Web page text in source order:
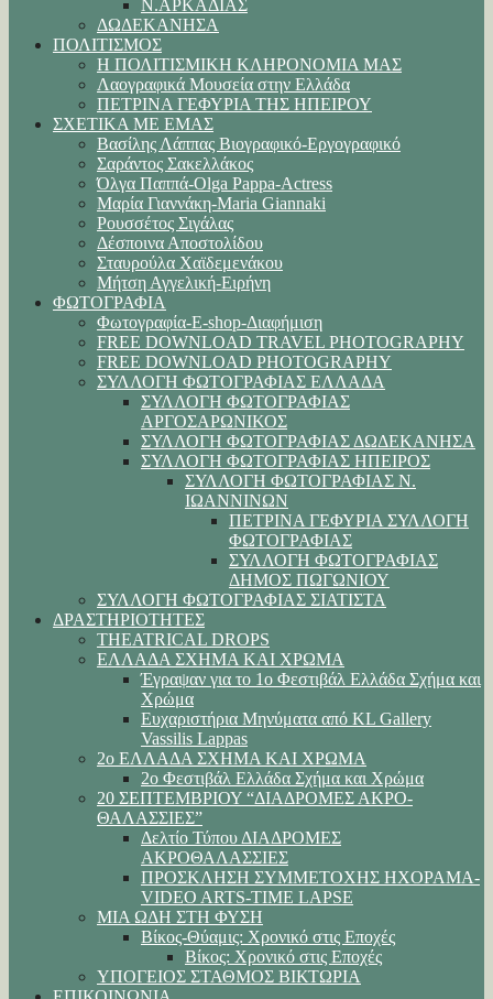
Ν.ΑΡΚΑΔΙΑΣ
ΔΩΔΕΚΑΝΗΣΑ
ΠΟΛΙΤΙΣΜΟΣ
Η ΠΟΛΙΤΙΣΜΙΚΗ ΚΛΗΡΟΝΟΜΙΑ ΜΑΣ
Λαογραφικά Μουσεία στην Ελλάδα
ΠΕΤΡΙΝΑ ΓΕΦΥΡΙΑ ΤΗΣ ΗΠΕΙΡΟΥ
ΣΧΕΤΙΚΑ ΜΕ ΕΜΑΣ
Βασίλης Λάππας Βιογραφικό-Εργογραφικό
Σαράντος Σακελλάκος
Όλγα Παππά-Olga Pappa-Αctress
Μαρία Γιαννάκη-Maria Giannaki
Ρουσσέτος Σιγάλας
Δέσποινα Αποστολίδου
Σταυρούλα Χαϊδεμενάκου
Μήτση Αγγελική-Ειρήνη
ΦΩΤΟΓΡΑΦΙΑ
Φωτογραφία-E-shop-Διαφήμιση
FREE DOWNLOAD TRAVEL PHOTOGRAPHY
FREE DOWNLOAD PHOTOGRAPHY
ΣΥΛΛΟΓΗ ΦΩΤΟΓΡΑΦΙΑΣ ΕΛΛΑΔΑ
ΣΥΛΛΟΓΗ ΦΩΤΟΓΡΑΦΙΑΣ
ΑΡΓΟΣΑΡΩΝΙΚΟΣ
ΣΥΛΛΟΓΗ ΦΩΤΟΓΡΑΦΙΑΣ ΔΩΔΕΚΑΝΗΣΑ
ΣΥΛΛΟΓΗ ΦΩΤΟΓΡΑΦΙΑΣ ΗΠΕΙΡΟΣ
ΣΥΛΛΟΓΗ ΦΩΤΟΓΡΑΦΙΑΣ Ν.
ΙΩΑΝΝΙΝΩΝ
ΠΕΤΡΙΝΑ ΓΕΦΥΡΙΑ ΣΥΛΛΟΓΗ
ΦΩΤΟΓΡΑΦΙΑΣ
ΣΥΛΛΟΓΗ ΦΩΤΟΓΡΑΦΙΑΣ
ΔΗΜΟΣ ΠΩΓΩΝΙΟΥ
ΣΥΛΛΟΓΗ ΦΩΤΟΓΡΑΦΙΑΣ ΣΙΑΤΙΣΤΑ
ΔΡΑΣΤΗΡΙΟΤΗΤΕΣ
THEATRICAL DROPS
ΕΛΛΑΔΑ ΣΧΗΜΑ ΚΑΙ ΧΡΩΜΑ
Έγραψαν για το 1ο Φεστιβάλ Ελλάδα Σχήμα και
Χρώμα
Ευχαριστήρια Μηνύματα από KL Gallery
Vassilis Lappas
2ο ΕΛΛΑΔΑ ΣΧΗΜΑ ΚΑΙ ΧΡΩΜΑ
2ο Φεστιβάλ Ελλάδα Σχήμα και Χρώμα
20 ΣΕΠΤΕΜΒΡΙΟΥ “ΔΙΑΔΡΟΜΕΣ ΑΚΡΟ-
ΘΑΛΑΣΣΙΕΣ”
Δελτίο Τύπου ΔΙΑΔΡΟΜΕΣ
ΑΚΡΟΘΑΛΑΣΣΙΕΣ
ΠΡΟΣΚΛΗΣΗ ΣΥΜΜΕΤΟΧΗΣ ΗΧΟΡΑΜΑ-
VIDEO ARTS-TIME LAPSE
ΜΙΑ ΩΔΗ ΣΤΗ ΦΥΣΗ
Βίκος-Θύαμις: Χρονικό στις Εποχές
Βίκος: Χρονικό στις Εποχές
ΥΠΟΓΕΙΟΣ ΣΤΑΘΜΟΣ ΒΙΚΤΩΡΙΑ